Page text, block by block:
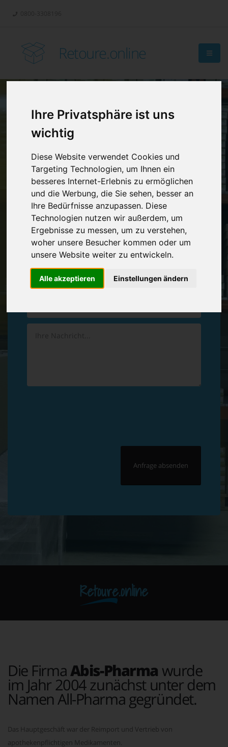
Ihre Privatsphäre ist uns
wichtig
Diese Website verwendet Cookies und
Targeting Technologien, um Ihnen ein
besseres Internet-Erlebnis zu ermöglichen
und die Werbung, die Sie sehen, besser an
Ihre Bedürfnisse anzupassen. Diese
Technologien nutzen wir außerdem, um
Ergebnisse zu messen, um zu verstehen,
woher unsere Besucher kommen oder um
unsere Website weiter zu entwickeln.
Alle akzeptieren Einstellungen ändern
Retoure.online
Retouren-
Management?
Vereinbaren Sie einenRückruf
Hinterlassen Sie uns gern eine persönliche Nachricht.
Retoure.online
Die Firma Abis-Pharma wurde
im Jahr 2004 zunächst unter dem
Namen All-Pharma gegründet.
Das Hauptgeschäft war der Reimport und Vertrieb von
apothekenpflichtigen Medikamenten.